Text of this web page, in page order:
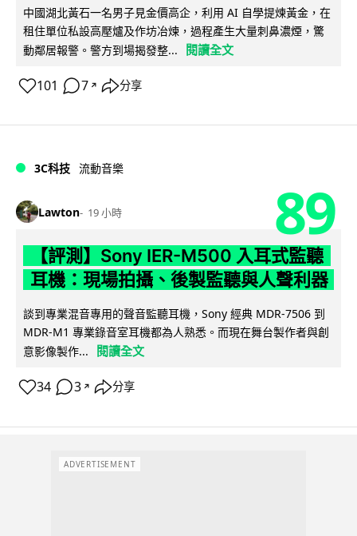
中國湖北黃石一名男子見金價高企，利用 AI 自學提煉黃金，在
租住單位私設高壓爐及作坊冶煉，過程產生大量刺鼻濃煙，驚
動鄰居報警。警方到場揭發整...
閱讀全文
101 7 ↗ 分享
3C科技 流動音樂
Lawton 19 小時 89
【評測】Sony IER-M500 入耳式監聽
耳機：現場拍攝、後製監聽與人聲利器
談到專業混音專用的聲音監聽耳機，Sony 經典 MDR-7506 到
MDR-M1 專業錄音室耳機都為人熟悉。而現在舞台製作者與創
意影像製作...
閱讀全文
34 3 ↗ 分享
ADVERTISEMENT